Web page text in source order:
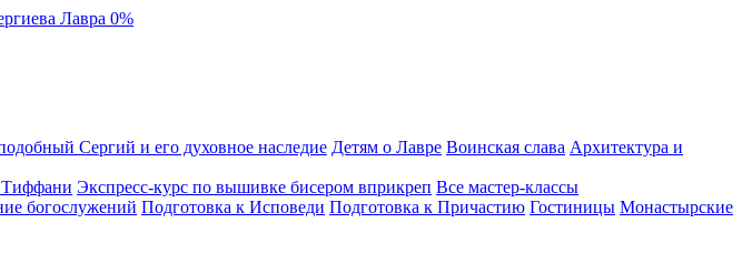
Лавра 0%
Сергий и его духовное наследие Детям о Лавре Воинская слава Архитектура и
Тиффани Экспресс-курс по вышивке бисером вприкреп Все мастер-классы
богослужений Подготовка к Исповеди Подготовка к Причастию Гостиницы Монастырские